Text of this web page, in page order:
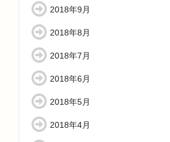
2018年9月
2018年8月
2018年7月
2018年6月
2018年5月
2018年4月